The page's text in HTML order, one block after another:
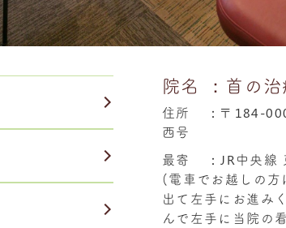
院名 ：首の
住所 ： 〒184-
西号
最寄
：JR中央
(電車でお越しの
出て左手にお進み
んで左手に当院の